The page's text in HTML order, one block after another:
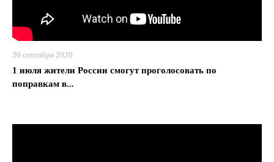
30 сентября 2020
1 июля жители России смогут проголосовать по
поправкам в...